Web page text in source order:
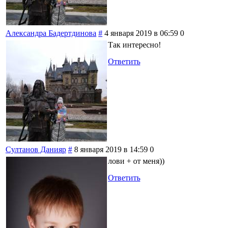
Александра Бадертдинова # 4 января 2019 в 06:59 0
Так интересно!
Ответить
Султанов Данияр # 8 января 2019 в 14:59 0
лови + от меня))
Ответить